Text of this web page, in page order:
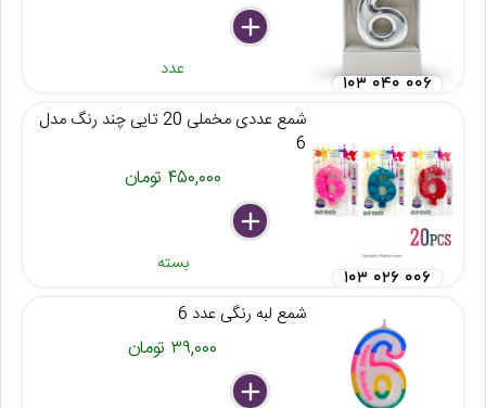
delete
remove
add
عدد
۱۰۳ ۰۴۰ ۰۰۶
شمع عددی مخملی 20 تایی چند رنگ مدل
6
۴۵۰,۰۰۰ تومان
delete
remove
add
بسته
۱۰۳ ۰۲۶ ۰۰۶
شمع لبه رنگی عدد 6
۳۹,۰۰۰ تومان
delete
remove
add